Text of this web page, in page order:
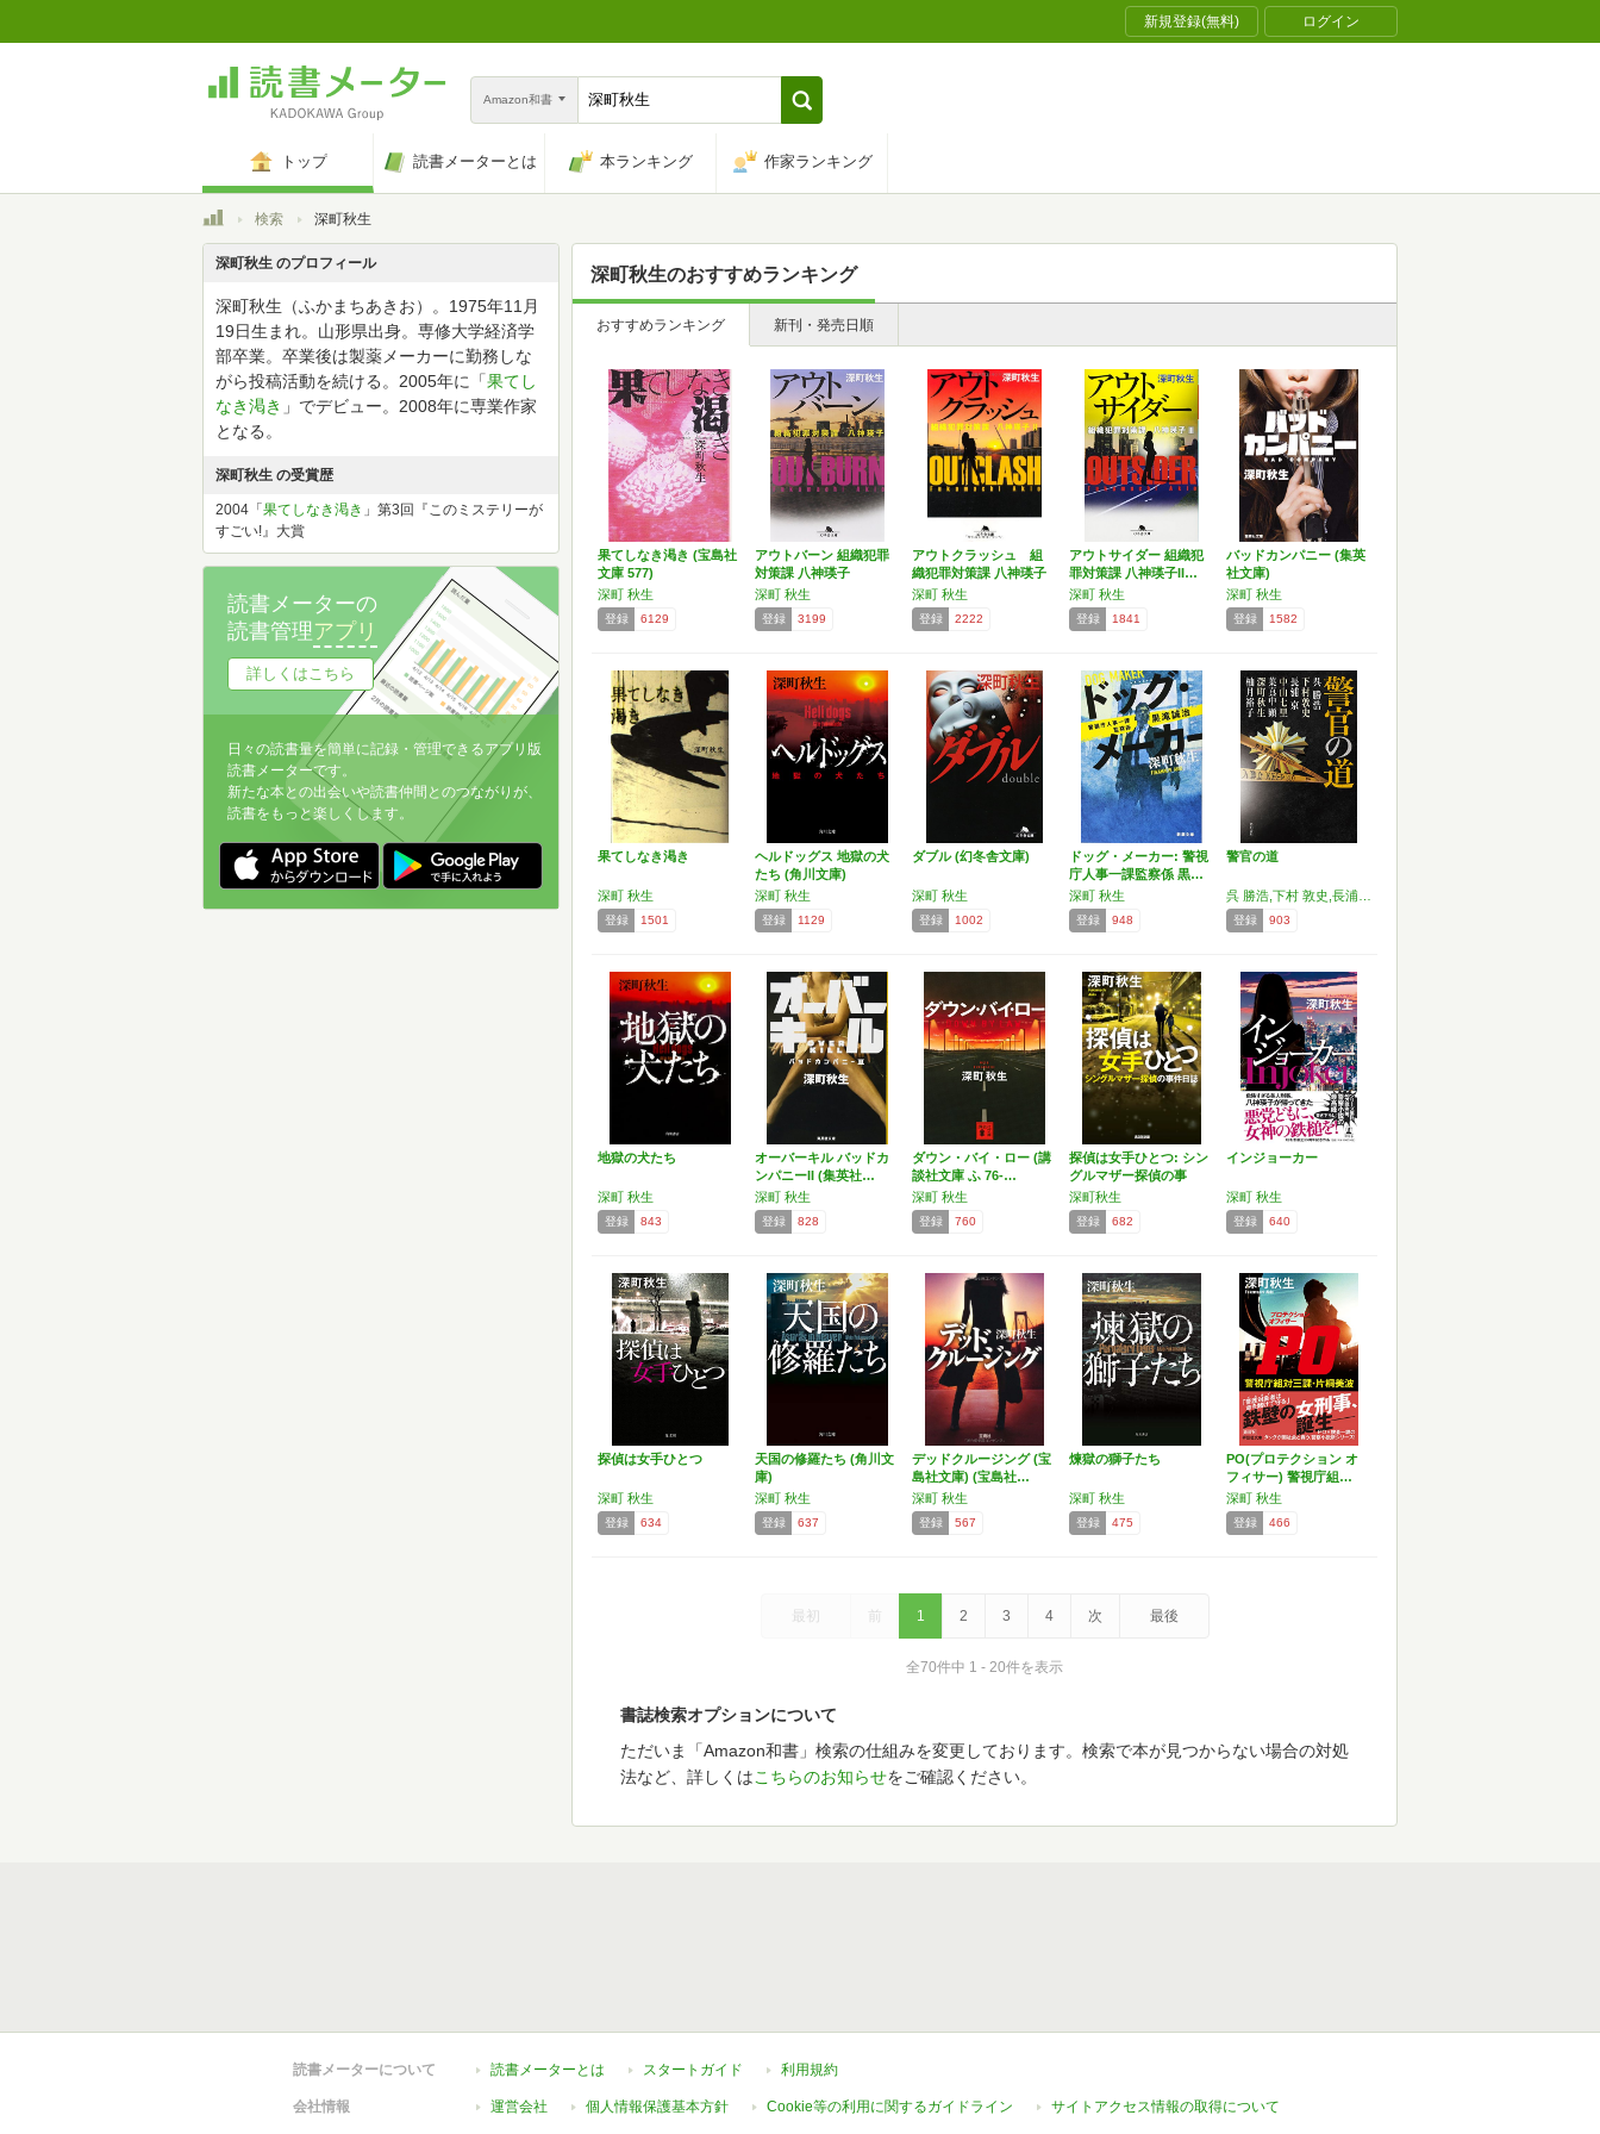
新規登録(無料) ログイン
Amazon和書
トップ 読書メーターとは 本ランキング 作家ランキング
トップ検索 深町秋生
深町秋生のおすすめランキング
おすすめランキング 新刊・発売日順
果てしなき渇き (宝島社
文庫 577)
深町 秋生
登録 6129
アウトバーン 組織犯罪
対策課 八神瑛子
深町 秋生
登録 3199
アウトクラッシュ 組
織犯罪対策課 八神瑛子
Ⅱ…
深町 秋生
登録 2222
アウトサイダー 組織犯
罪対策課 八神瑛子II…
深町 秋生
登録 1841
バッドカンパニー (集英
社文庫)
深町 秋生
登録 1582
果てしなき渇き
深町 秋生
登録 1501
ヘルドッグス 地獄の犬
たち (角川文庫)
深町 秋生
登録 1129
ダブル (幻冬舎文庫)
深町 秋生
登録 1002
ドッグ・メーカー: 警視
庁人事一課監察係 黒…
深町 秋生
登録 948
警官の道
登録 903
地獄の犬たち
深町 秋生
登録 843
オーバーキル バッドカ
ンパニーII (集英社…
深町 秋生
登録 828
ダウン・バイ・ロー (講
談社文庫 ふ 76-…
深町 秋生
登録 760
探偵は女手ひとつ: シン
グルマザー探偵の事
件…
深町秋生
登録 682
インジョーカー
深町 秋生
登録 640
探偵は女手ひとつ
深町 秋生
登録 634
天国の修羅たち (角川文
庫)
深町 秋生
登録 637
デッドクルージング (宝
島社文庫) (宝島社…
深町 秋生
登録 567
煉獄の獅子たち
深町 秋生
登録 475
PO(プロテクション オ
フィサー) 警視庁組…
深町 秋生
登録 466
最初 前 1 2 3 4 次 最後
全70件中 1 - 20件を表示
書誌検索オプションについて
ただいま「Amazon和書」検索の仕組みを変更しております。検索で本が見つからない場合の対処
法など、詳しくはこちらのお知らせをご確認ください。
深町秋生 のプロフィール
深町秋生（ふかまちあきお）。1975年11月
19日生まれ。山形県出身。専修大学経済学
部卒業。卒業後は製薬メーカーに勤務しな
がら投稿活動を続ける。2005年に「果てし
なき渇き 」でデビュー。2008年に専業作家
となる。
深町秋生 の受賞歴
2004「 果てしなき渇き 」第3回『このミステリーが
すごい!』大賞
読書メーターの
読書管理アプリ
詳しくはこちら
日々の読書量を簡単に記録・管理できるアプリ版
読書メーターです。
新たな本との出会いや読書仲間とのつながりが、
読書をもっと楽しくします。
読書メーターについて 読書メーターとは スタートガイド 利用規約
会社情報 運営会社 個人情報保護基本方針 Cookie等の利用に関するガイドライン サイトアクセス情報の取得について